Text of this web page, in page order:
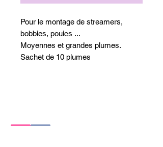
Pour le montage de streamers,
bobbies, pouics ...
Moyennes et grandes plumes.
Sachet de 10 plumes